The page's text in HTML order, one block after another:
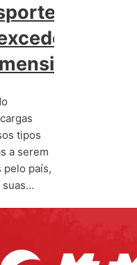
de
e
tipos
a serem
pelo país,
suas…